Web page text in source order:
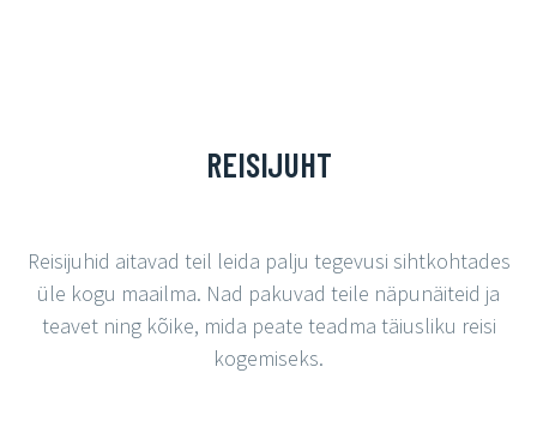
REISIJUHT
Reisijuhid aitavad teil leida palju tegevusi sihtkohtades
üle kogu maailma. Nad pakuvad teile näpunäiteid ja
teavet ning kõike, mida peate teadma täiusliku reisi
kogemiseks.